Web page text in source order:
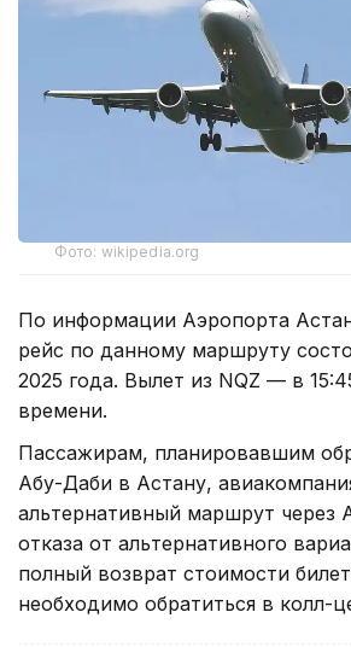
Фото: wikipedia.org
По информации Аэропорта
рейс по данному маршруту
2025 года. Вылет из NQZ — в
времени.
Пассажирам, планировавшим
Абу-Даби в Астану,
альтернативный маршрут через
отказа от альтернативного
полный возврат стоимости
необходимо обратиться в колл-